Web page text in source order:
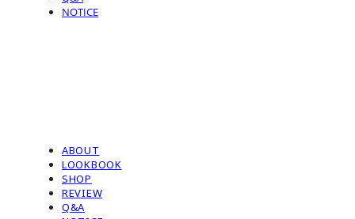
NOTICE
ABOUT
LOOKBOOK
SHOP
REVIEW
Q&A